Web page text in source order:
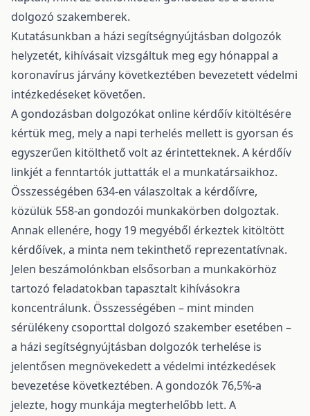
dolgozó szakemberek.
Kutatásunkban a házi segítségnyújtásban dolgozók
helyzetét, kihívásait vizsgáltuk meg egy hónappal a
koronavírus járvány következtében bevezetett védelmi
intézkedéseket követően.
A gondozásban dolgozókat online kérdőív kitöltésére
kértük meg, mely a napi terhelés mellett is gyorsan és
egyszerűen kitölthető volt az érintetteknek. A kérdőív
linkjét a fenntartók juttatták el a munkatársaikhoz.
Összességében 634-en válaszoltak a kérdőívre,
közülük 558-an gondozói munkakörben dolgoztak.
Annak ellenére, hogy 19 megyéből érkeztek kitöltött
kérdőívek, a minta nem tekinthető reprezentatívnak.
Jelen beszámolónkban elsősorban a munkakörhöz
tartozó feladatokban tapasztalt kihívásokra
koncentrálunk. Összességében – mint minden
sérülékeny csoporttal dolgozó szakember esetében –
a házi segítségnyújtásban dolgozók terhelése is
jelentősen megnövekedett a védelmi intézkedések
bevezetése következtében. A gondozók 76,5%-a
jelezte, hogy munkája megterhelőbb lett. A